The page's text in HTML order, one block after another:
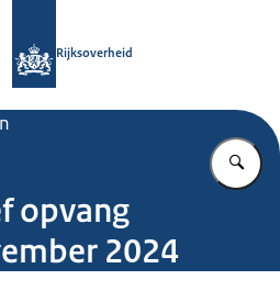
Rijksoverheid
opvang
2024